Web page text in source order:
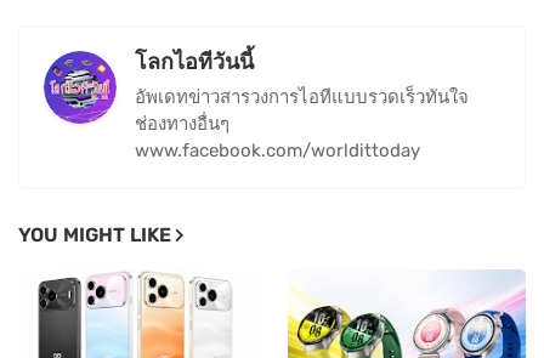
โลกไอทีวันนี้
อัพเดทข่าวสารวงการไอทีแบบรวดเร็วทันใจ
ช่องทางอื่นๆ
www.facebook.com/worldittoday
YOU MIGHT LIKE